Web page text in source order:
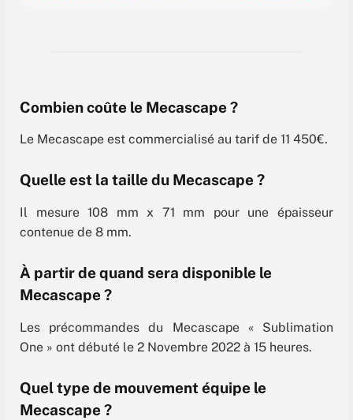
Combien coûte le Mecascape ?
Le Mecascape est commercialisé au tarif de 11 450€.
Quelle est la taille du Mecascape ?
Il mesure 108 mm x 71 mm pour une épaisseur
contenue de 8 mm.
À partir de quand sera disponible le
Mecascape ?
Les précommandes du Mecascape « Sublimation
One » ont débuté le 2 Novembre 2022 à 15 heures.
Quel type de mouvement équipe le
Mecascape ?